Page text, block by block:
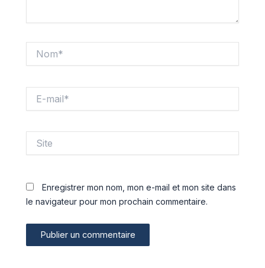
mail*
Enregistrer mon nom, mon e-mail et mon site dans
le navigateur pour mon prochain commentaire.